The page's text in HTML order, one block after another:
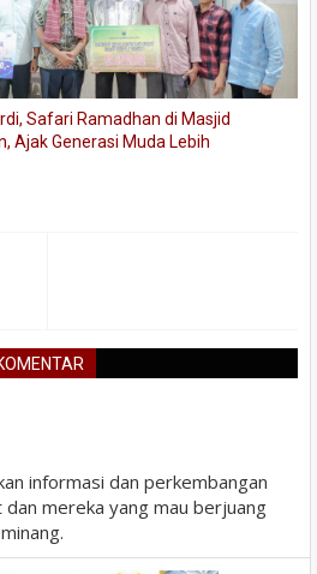
Safari Ramadhan di Masjid
Ajak Generasi Muda Lebih
informasi dan perkembangan
mereka yang mau berjuang